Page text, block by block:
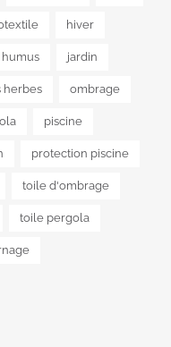
hiver
humus jardin
herbes ombrage
piscine
protection piscine
toile d'ombrage
toile pergola